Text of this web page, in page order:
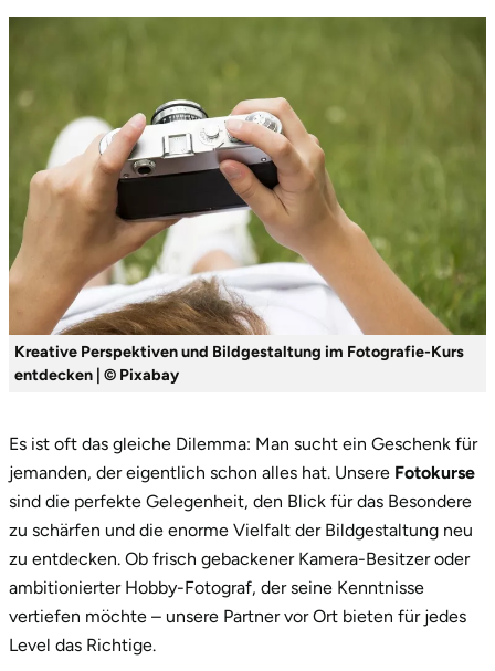
Kreative Perspektiven und Bildgestaltung im Fotografie-Kurs
entdecken | © Pixabay
Es ist oft das gleiche Dilemma: Man sucht ein Geschenk für
jemanden, der eigentlich schon alles hat. Unsere Fotokurse
sind die perfekte Gelegenheit, den Blick für das Besondere
zu schärfen und die enorme Vielfalt der Bildgestaltung neu
zu entdecken. Ob frisch gebackener Kamera-Besitzer oder
ambitionierter Hobby-Fotograf, der seine Kenntnisse
vertiefen möchte – unsere Partner vor Ort bieten für jedes
Level das Richtige.